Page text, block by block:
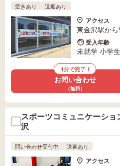
空きあり 送迎あり
アクセス
東金沢駅か
受入年齢
未就学 小学
1分で完了！
お問い合わせ
（無料）
スポーツコミュニケーシ
沢
問い合わせ受付中 送迎あり
アクセス